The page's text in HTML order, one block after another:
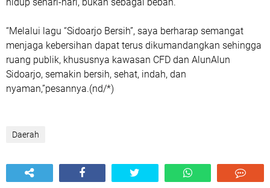
“Melalui lagu “Sidoarjo Bersih”, saya berharap semangat
menjaga kebersihan dapat terus dikumandangkan sehingga
ruang publik, khususnya kawasan CFD dan AlunAlun
Sidoarjo, semakin bersih, sehat, indah, dan
nyaman,”pesannya.(nd/*)
Daerah